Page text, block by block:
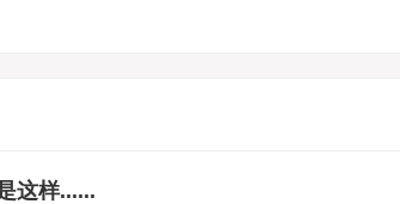
这样......